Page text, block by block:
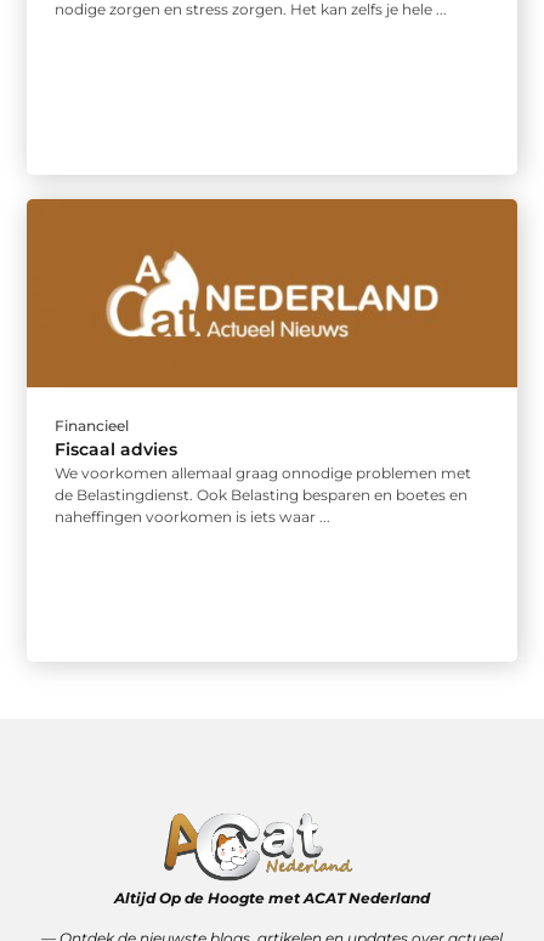
nodige zorgen en stress zorgen. Het kan zelfs je hele ...
Financieel
Fiscaal advies
We voorkomen allemaal graag onnodige problemen met
de Belastingdienst. Ook Belasting besparen en boetes en
naheffingen voorkomen is iets waar ...
Altijd Op de Hoogte met ACAT Nederland